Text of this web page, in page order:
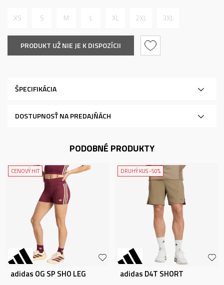
XS S M L XL 2XL 3XL
PRODUKT UŽ NIE JE K DISPOZÍCII
ŠPECIFIKÁCIA
DOSTUPNOSŤ NA PREDAJŇÁCH
PODOBNÉ PRODUKTY
CENOVÝ HIT
adidas OG SP SHO LEG
DRUHÝ KUS -50%
adidas D4T SHORT